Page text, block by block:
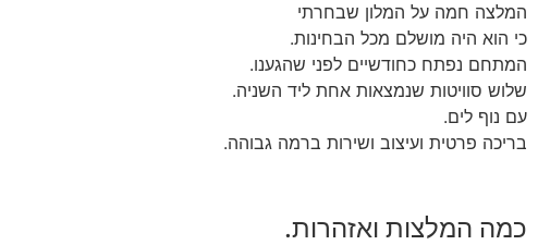
המלצה חמה על המלון שבחרתי
כי הוא היה מושלם מכל הבחינות.
המתחם נפתח כחודשיים לפני שהגענו.
שלוש סוויטות שנמצאות אחת ליד השניה.
עם נוף לים.
בריכה פרטית ועיצוב ושירות ברמה גבוהה.
כמה המלצות ואזהרות.